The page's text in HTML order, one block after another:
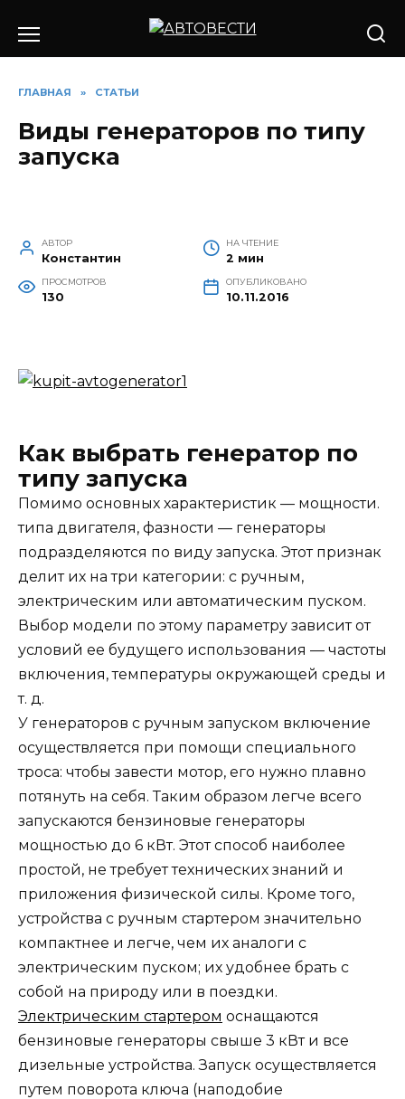
содержанию
ГЛАВНАЯ » СТАТЬИ
Виды генераторов по типу
запуска
АВТОР
Константин
НА ЧТЕНИЕ
2 мин
ПРОСМОТРОВ
130
ОПУБЛИКОВАНО
10.11.2016
Как выбрать генератор по
типу запуска
Помимо основных характеристик — мощности.
типа двигателя, фазности — генераторы
подразделяются по виду запуска. Этот признак
делит их на три категории: с ручным,
электрическим или автоматическим пуском.
Выбор модели по этому параметру зависит от
условий ее будущего использования — частоты
включения, температуры окружающей среды и
т. д.
У генераторов с ручным запуском включение
осуществляется при помощи специального
троса: чтобы завести мотор, его нужно плавно
потянуть на себя. Таким образом легче всего
запускаются бензиновые генераторы
мощностью до 6 кВт. Этот способ наиболее
простой, не требует технических знаний и
приложения физической силы. Кроме того,
устройства с ручным стартером значительно
компактнее и легче, чем их аналоги с
электрическим пуском; их удобнее брать с
собой на природу или в поездки.
Электрическим стартером оснащаются
бензиновые генераторы свыше 3 кВт и все
дизельные устройства. Запуск осуществляется
путем поворота ключа (наподобие